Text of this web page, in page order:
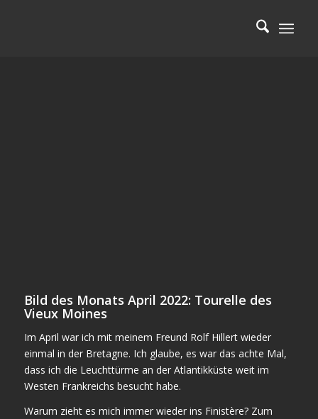
Bild des Monats April 2022: Tourelle des
Vieux Moines
Im April war ich mit meinem Freund Rolf Hillert wieder
einmal in der Bretagne. Ich glaube, es war das achte Mal,
dass ich die Leuchttürme an der Atlantikküste weit im
Westen Frankreichs besucht habe.
Warum zieht es mich immer wieder ins Finistère? Zum